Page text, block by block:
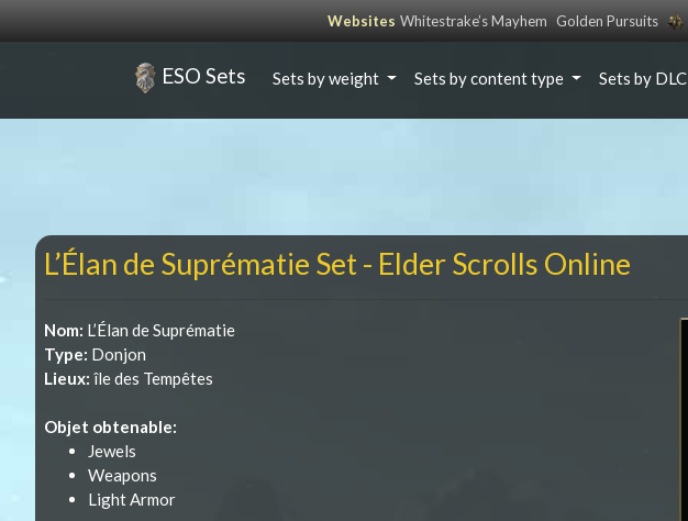
Websites Whitestrake’s Mayhem Golden Pursuits
ESO Sets Sets by weight Sets by content type Sets by DLC
L’Élan de Suprématie Set - Elder Scrolls Online
Nom: L’Élan de Suprématie
Type: Donjon
Lieux: île des Tempêtes
Objet obtenable:
Jewels
Weapons
Light Armor